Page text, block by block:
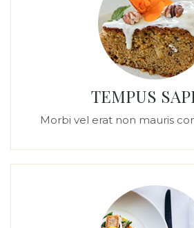
TEMPUS
Morbi vel erat non mauris